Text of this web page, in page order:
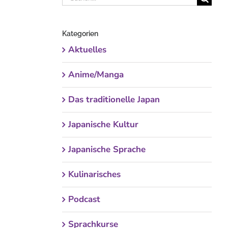
Kategorien
Aktuelles
Anime/Manga
Das traditionelle Japan
Japanische Kultur
Japanische Sprache
Kulinarisches
Podcast
Sprachkurse